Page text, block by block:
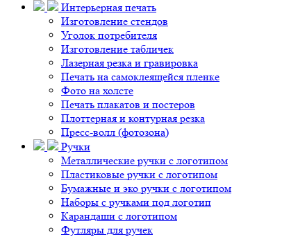
Интерьерная печать
Изготовление стендов
Уголок потребителя
Изготовление табличек
Лазерная резка и гравировка
Печать на самоклеящейся пленке
Фото на холсте
Печать плакатов и постеров
Плоттерная и контурная резка
Пресс-волл (фотозона)
Ручки
Металлические ручки с логотипом
Пластиковые ручки с логотипом
Бумажные и эко ручки с логотипом
Наборы с ручками под логотип
Карандаши с логотипом
Футляры для ручек